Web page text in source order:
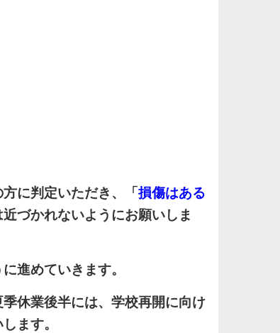
に判定いただき、「損傷はある
づかれないようにお願いしま
進めていきます。
休業後半には、学校再開に向け
ます。